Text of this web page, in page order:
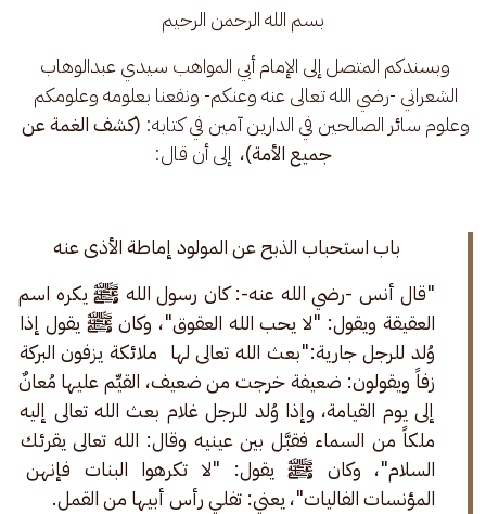
بسم الله الرحمن الرحيم
وبسندكم المتصل إلى الإمام أبي المواهب سيدي عبدالوهاب
الشعراني -رضي الله تعالى عنه وعنكم- ونفعنا بعلومه وعلومكم
وعلوم سائر الصالحين في الدارين آمين في كتابه: (كشف الغمة عن
جميع الأمة)، إلى أن قال:
باب استحباب الذبح عن المولود إماطة الأذى عنه
"قال أنس -رضي الله عنه-: كان رسول الله ﷺ يكره اسم
العقيقة ويقول: "لا يحب الله العقوق"، وكان ﷺ يقول إذا
وُلد للرجل جارية:"بعث الله تعالى لها  ملائكة يزفون البركة
زفاً ويقولون: ضعيفة خرجت من ضعيف، القيِّم عليها مُعانٌ
إلى يوم القيامة، وإذا وُلد للرجل غلام بعث الله تعالى إليه
ملكاً من السماء فقبَّل بين عينيه وقال: الله تعالى يقرئك
السلام"، وكان ﷺ يقول: "لا تكرهوا البنات فإنهن
المؤنسات الفاليات"، يعني: تفلي رأس أبيها من القمل.